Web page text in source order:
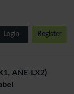
Login Register
ANE-LX2)